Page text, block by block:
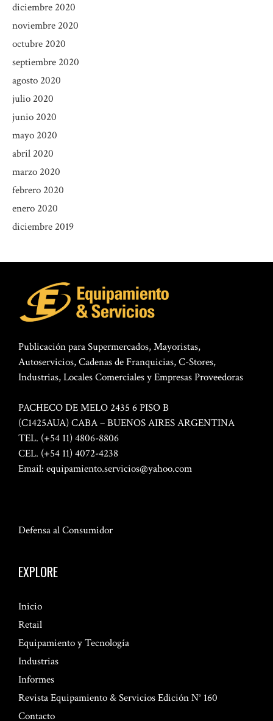
diciembre 2020
noviembre 2020
octubre 2020
septiembre 2020
agosto 2020
julio 2020
junio 2020
mayo 2020
abril 2020
marzo 2020
febrero 2020
enero 2020
diciembre 2019
Publicación para Supermercados, Mayoristas,
Autoservicios, Cadenas de Franquicias, C-Stores,
Industrias, Locales Comerciales y Empresas Proveedoras
PACHECO DE MELO 2435 6 PISO B
(C1425AUA) CABA – BUENOS AIRES ARGENTINA
TEL. (+54 11) 4806-8806
CEL. (+54 11) 4072-4238
Email: equipamiento.servicios@yahoo.com
Defensa al Consumidor
EXPLORE
Inicio
Retail
Equipamiento y Tecnología
Industrias
Informes
Revista Equipamiento & Servicios Edición N° 160
Contacto